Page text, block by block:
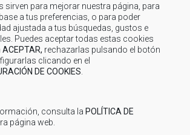
sirven para mejorar nuestra página, para
a tus preferencias, o para poder
ajustada a tus búsquedas, gustos e
Puedes aceptar todas estas cookies
ACEPTAR, rechazarlas pulsando el botón
clicando en el
DE COOKIES
consulta la POLÍTICA DE
página web.
-Concurso
institucional y entrega de premios
y entrega de premios El día 3 de diciembre
de la Comarca, se entregaron los premios